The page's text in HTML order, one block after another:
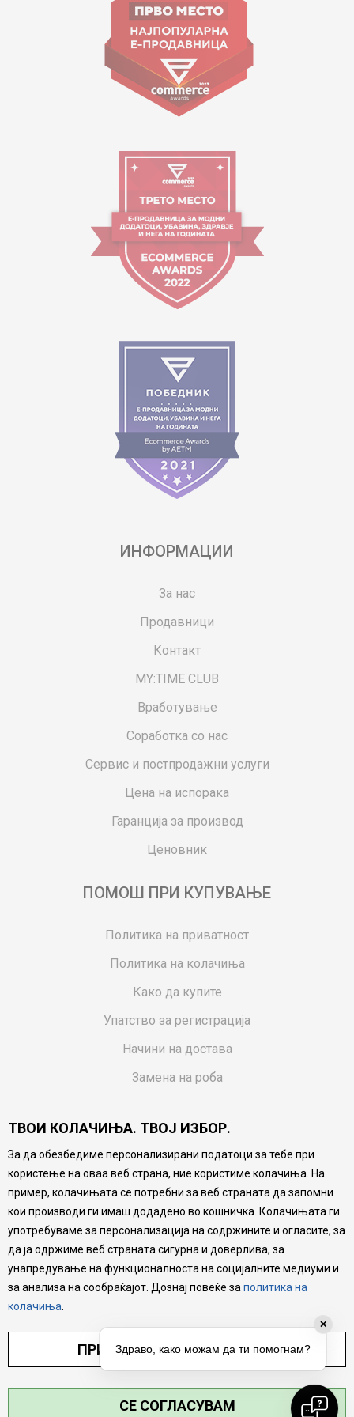
contact@mytime.mk
Работно време:
09:00 до 17:00
ИНФОРМАЦИИ
За нас
Продавници
Контакт
MY:TIME CLUB
Вработување
Соработка со нас
Сервис и постпродажни услуги
Цена на испорака
Гаранција за производ
Ценовник
ПОМОШ ПРИ КУПУВАЊЕ
Политика на приватност
Политика на колачиња
Како да купите
Упатство за регистрација
Начини на достава
Замена на роба
Ваучери
Product Finder
FAQs
Настојуваме да бидеме што попрецизни во описот на
производите, прикажување на слики и цени, но не
можеме да гарантираме дека сите информации се
комплетни и без грешка. Сите производи се дел од
нашата понуда, но не се подразбира дека мора да се
достапни во секој момент.
ТВОИ КОЛАЧИЊА. ТВОЈ ИЗБОР.
За да обезбедиме персонализирани податоци за тебе при
користење на оваа веб страна, ние користиме колачиња. На
пример, колачињата се потребни за веб страната да запомни
кои производи ги имаш додадено во кошничка. Колачињата ги
употребуваме за персонализација на содржините и огласите, за
да ја одржиме веб страната сигурна и доверлива, за
унапредување на функционалноста на социјалните медиуми и
за анализа на сообраќајот. Дознај повеќе за политика на
колачиња
ПРИЛАГОДИ ПОСТАВУВАЊА
СЕ СОГЛАСУВАМ
✕
Здраво, како можам да ти помогнам?